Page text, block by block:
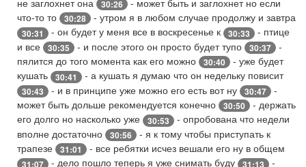
30:26
что-то то
30:28 - утром я в любом случае продолжу и завтра
30:31 - он будет у меня все в воскресенье к 30:33
- птице
и все
30:35 - и после этого он просто будет тупо 30:37
-
пялится до того момента как его можно
30:40
- уже будет
кушать
30:41 - а кушать я думаю что он недельку повисит
30:43 - и в принципе уже можно его есть вот ну 30:47
-
может быть дольше рекомендуется конечно
30:50
- держать
его долго но насколько уже
30:53
- опробована что недели
вполне достаточно
30:56
- я к тому чтобы приступать к
трапезе
31:01 - все ребятки исчез вешали его ну в общем
31:07 - дело пошло теперь я уже снимать буду 31:13
-